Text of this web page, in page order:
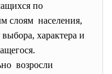
по
слоям населения,
характера и
возросли